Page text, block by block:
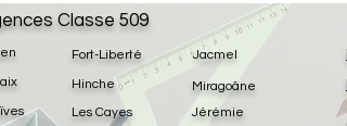
Fort-Liberté
Hinche
Les Cayes
Jacmel
Jérémie
Miragoâne
Classe 509